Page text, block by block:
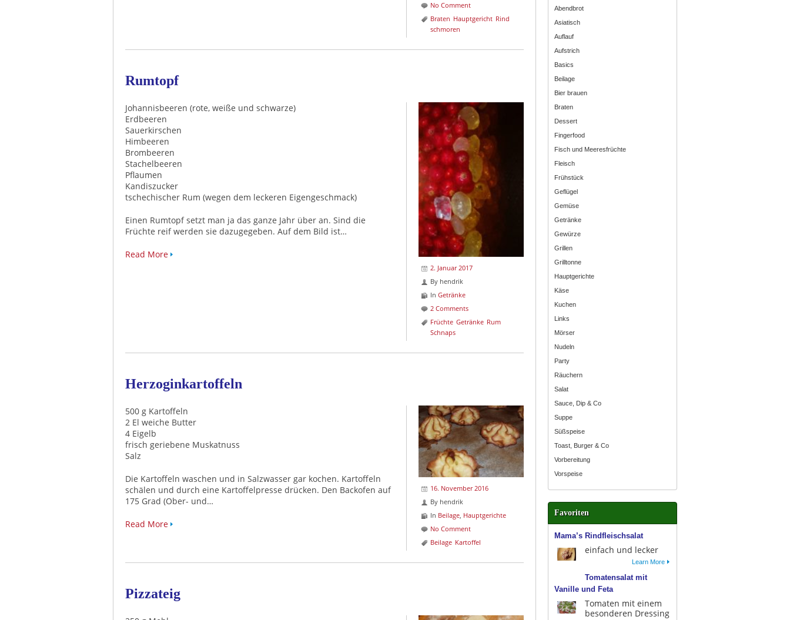
No Comment
Braten Hauptgericht Rind
schmoren
Rumtopf
2. Januar 2017
By hendrik
InGetränke
2 Comments
Früchte Getränke Rum
Schnaps
Johannisbeeren (rote, weiße und schwarze)
Erdbeeren
Sauerkirschen
Himbeeren
Brombeeren
Stachelbeeren
Pflaumen
Kandiszucker
tschechischer Rum (wegen dem leckeren Eigengeschmack)
Einen Rumtopf setzt man ja das ganze Jahr über an. Sind die
Früchte reif werden sie dazugegeben. Auf dem Bild ist…
Read More
Herzoginkartoffeln
16. November 2016
By hendrik
In Beilage Hauptgerichte
No Comment
Beilage Kartoffel
500 g Kartoffeln
2 El weiche Butter
4 Eigelb
frisch geriebene Muskatnuss
Salz
Die Kartoffeln waschen und in Salzwasser gar kochen. Kartoffeln
schälen und durch eine Kartoffelpresse drücken. Den Backofen auf
175 Grad (Ober- und…
Read More
Pizzateig
Abendbrot
Asiatisch
Auflauf
Aufstrich
Basics
Beilage
Bier brauen
Braten
Dessert
Fingerfood
Fisch und Meeresfrüchte
Fleisch
Frühstück
Geflügel
Gemüse
Getränke
Gewürze
Grillen
Grilltonne
Hauptgerichte
Käse
Kuchen
Links
Mörser
Nudeln
Party
Räuchern
Salat
Sauce, Dip & Co
Suppe
Süßspeise
Toast, Burger & Co
Vorbereitung
Vorspeise
Favoriten
Mama’s Rindfleischsalat
einfach und lecker
Learn More
Tomatensalat mit
Vanille und Feta
Tomaten mit einem
besonderen Dressing